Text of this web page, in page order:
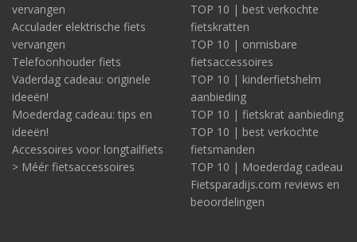
vervangen
Acculader elektrische fiets
vervangen
Telefoonhouder fiets
Vaderdag cadeau: originele
ideeën!
Moederdag cadeau: tips en
ideeën!
Accessoires voor longtailfiets
> Méér fietsaccessoires
TOP 10 | best verkochte
fietskratten
TOP 10 | onmisbare
fietsaccessoires
TOP 10 | kinderfietshelm
aanbieding
TOP 10 | fietskrat aanbieding
TOP 10 | best verkochte
fietsmanden
TOP 10 | Moederdag cadeau
Fietsparadijs.com reviews en
beoordelingen